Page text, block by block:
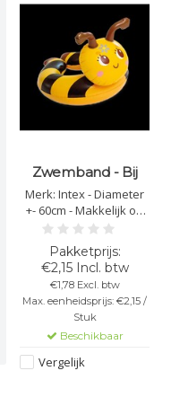
Zwemband - Bij
Merk: Intex - Diameter
+- 60cm - Makkelijk op
te blazen - Materiaal:
PVC
€2,15 Incl. btw
€1,78 Excl. btw
Max. eenheidsprijs: €2,15 /
Stuk
Beschikbaar
Vergelijk